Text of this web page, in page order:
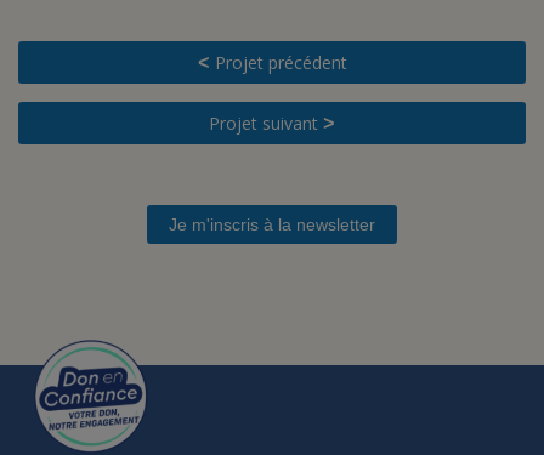
< Projet précédent
Projet suivant >
Je m'inscris à la newsletter